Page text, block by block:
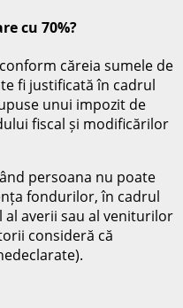
cu 70%?
căreia sumele de
fi justificată în cadrul
unui impozit de
fiscal și modificărilor
persoana nu poate
fondurilor, în cadrul
averii sau al veniturilor
consideră că